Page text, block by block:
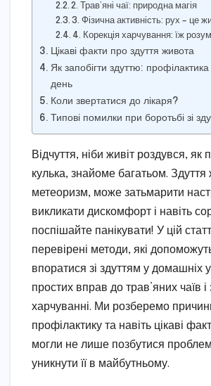
2. Трав’яні чаї: природна магія
3. Фізична активність: рух – це
4. Корекція харчування: їж
Цікаві факти про здуття живота
Як запобігти здуттю:
день
Коли звертатися до лікаря?
Типові помилки при боротьбі зі
Відчуття, ніби живіт роздувся, як
кулька, знайоме багатьом.
метеоризм, може затьмарити
викликати дискомфорт і навіть
поспішайте панікувати! У цій
перевірені методи, які
впоратися зі здуттям у домашніх
простих вправ до трав’яних чаїв і
харчуванні. Ми розберемо
профілактику та навіть цікаві
могли не лише позбутися
уникнути її в майбутньому.